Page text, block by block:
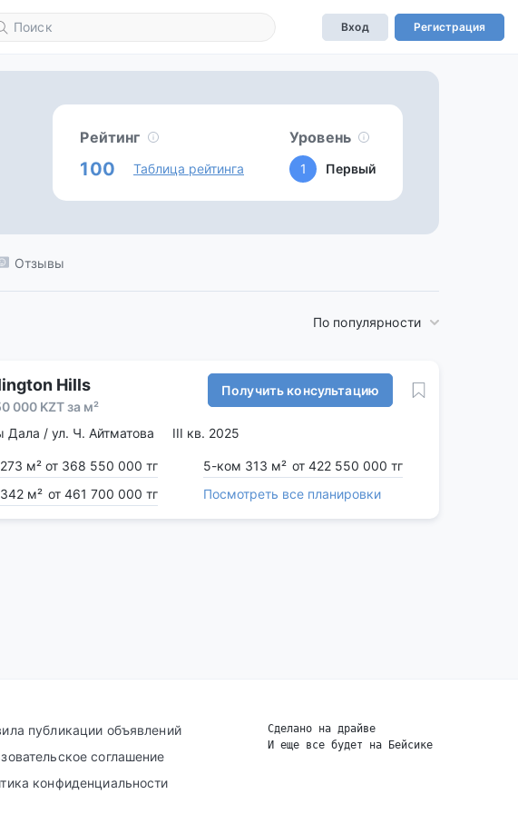
Вход Регистрация
Рейтинг
100 Таблица рейтинга
Уровень
1 Первый
Отзывы
По популярности
Hills
000 KZT за м²
Получить консультацию
Дала / ул. Ч. Айтматова III кв. 2025
м² от 368 550 000 тг 5-ком 313 м² от 422 550 000 тг
м² от 461 700 000 тг Посмотреть все планировки
публикации объявлений
соглашение
конфиденциальности
Сделано на драйве
И еще все будет на Бейсике